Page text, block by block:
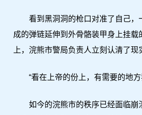
看到黑洞洞的枪口对准了自己，
成的弹链延伸到外骨骼装甲身上挂载
上，浣熊市警局负责人立刻认清了现
“看在上帝的份上，有需要的地方
如今的浣熊市的秩序已经面临崩